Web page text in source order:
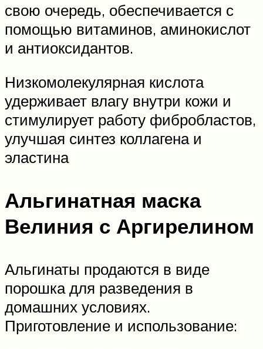
свою очередь, обеспечивается с
помощью витаминов, аминокислот
и антиоксидантов.
Низкомолекулярная кислота
удерживает влагу внутри кожи и
стимулирует работу фибробластов,
улучшая синтез коллагена и
эластина
Альгинатная маска
Велиния с Аргирелином
Альгинаты продаются в виде
порошка для разведения в
домашних условиях.
Приготовление и использование: